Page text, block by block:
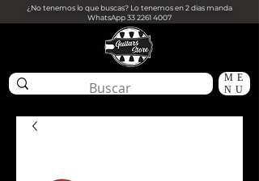
¿No tenemos lo que buscas? Lo tenemos en 2 dias manda
WhatsApp33 2261 4007
ME
NU